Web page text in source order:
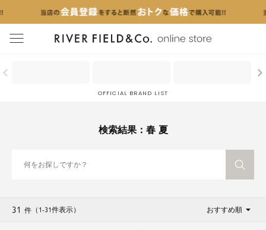
menu
OFFICIAL BRAND LIST
検索結果：春 夏
31 件 （1-31件表示） おすすめ順